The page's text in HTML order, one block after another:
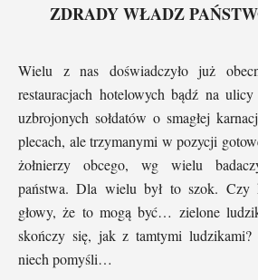
ZDRADY WŁADZ
Wielu z nas doświadczyło już
restauracjach hotelowych bądź na
uzbrojonych sołdatów o smagłej
plecach, ale trzymanymi w pozycji
żołnierzy obcego, wg wielu
państwa. Dla wielu był to szok. Czy
głowy, że to mogą być… zielone
skończy się, jak z tamtymi ludzikami?
niech pomyśli…